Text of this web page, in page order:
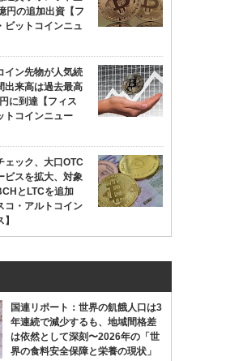
円の追加出資【フ
ビットコインニュ
イン先物が人気続
来高は過去最高
に到達【フィス
トコインニュー
ェック、大口OTC
ビスを拡大、対象
とLTCを追加
コ・アルトコイン
国連リポート：世界の飢餓人口は3
年連続で減少するも、地域間格差
は依然として深刻〜2026年の「世
界の食料安全保障と栄養の現状」